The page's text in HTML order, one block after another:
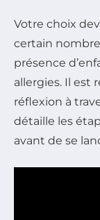
Votre choix
certain
présence
allergies. Il est
réflexion à
détaille les
avant de se